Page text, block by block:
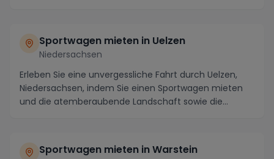
Sportwagen mieten in Uelzen
Niedersachsen
Erleben Sie eine unvergessliche Fahrt durch Uelzen,
Niedersachsen, indem Sie einen Sportwagen mieten
und die atemberaubende Landschaft sowie die
Sportwagen mieten in Warstein